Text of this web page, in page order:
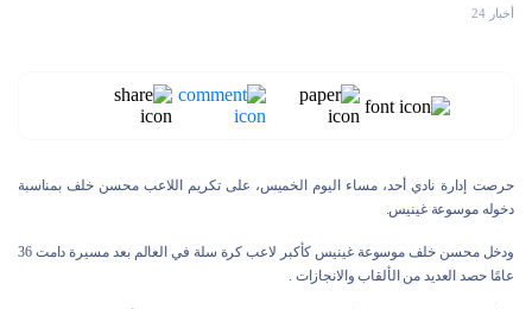
أخبار 24
حرصت إدارة نادي أحد، مساء اليوم الخميس، على تكريم اللاعب محسن خلف بمناسبة
دخوله موسوعة غينيس.
ودخل محسن خلف موسوعة غينيس كأكبر لاعب كرة سلة في العالم بعد مسيرة دامت 36
عامًا حصد العديد من الألقاب والانجازات .